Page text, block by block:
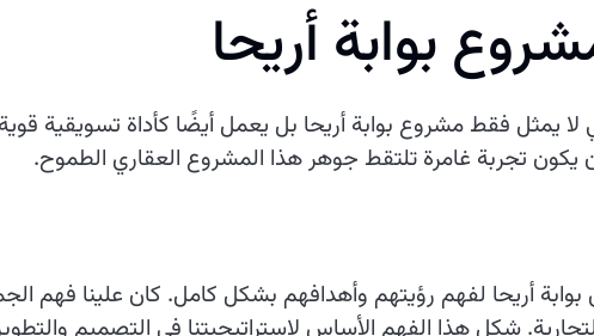
بوابة أريحا
لا يمثل فقط مشروع بوابة أريحا بل يعمل أيضًا كأداة تسويقية
يكون تجربة غامرة تلتقط جوهر هذا المشروع العقاري الطموح.
أريحا لفهم رؤيتهم وأهدافهم بشكل كامل. كان علينا فهم
شكل هذا الفهم الأساس لاستراتيجيتنا في التصميم